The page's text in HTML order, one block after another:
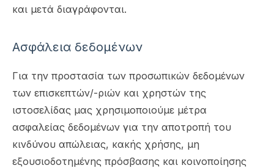
και μετά διαγράφονται.
Ασφάλεια δεδομένων
Για την προστασία των προσωπικών δεδομένων
των επισκεπτών/-ριών και χρηστών της
ιστοσελίδας μας χρησιμοποιούμε μέτρα
ασφαλείας δεδομένων για την αποτροπή του
κινδύνου απώλειας, κακής χρήσης, μη
εξουσιοδοτημένης πρόσβασης και κοινοποίησης